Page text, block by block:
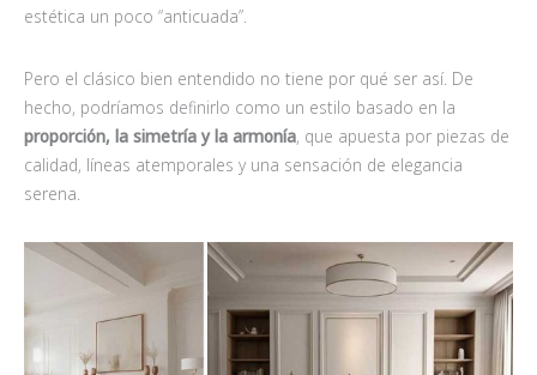
estética un poco “anticuada”.
Pero el clásico bien entendido no tiene por qué ser así. De
hecho, podríamos definirlo como un estilo basado en la
proporción, la simetría y la armonía, que apuesta por piezas de
calidad, líneas atemporales y una sensación de elegancia
serena.